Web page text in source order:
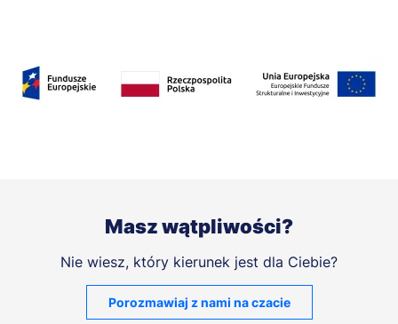
Masz wątpliwości?
Nie wiesz, który kierunek jest dla Ciebie?
Porozmawiaj z nami na czacie